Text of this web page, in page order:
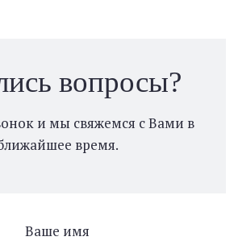
вопросы?
и мы свяжемся с Вами в
время.
Ваше имя